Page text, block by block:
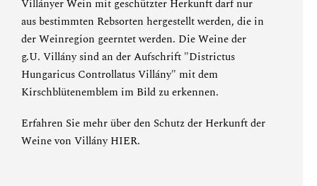
Villányer Wein mit geschützter Herkunft darf nur
aus bestimmten Rebsorten hergestellt werden, die in
der Weinregion geerntet werden. Die Weine der
g.U. Villány sind an der Aufschrift "Districtus
Hungaricus Controllatus Villány" mit dem
Kirschblütenemblem im Bild zu erkennen.
Erfahren Sie mehr über den Schutz der Herkunft der
Weine von VillányHIER.